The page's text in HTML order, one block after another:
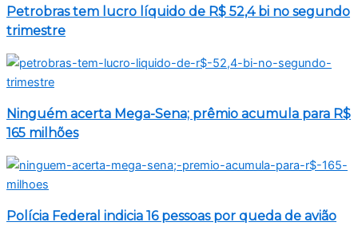
Petrobras tem lucro líquido de R$ 52,4 bi no segundo
trimestre
Ninguém acerta Mega-Sena; prêmio acumula para R$
165 milhões
Polícia Federal indicia 16 pessoas por queda de avião